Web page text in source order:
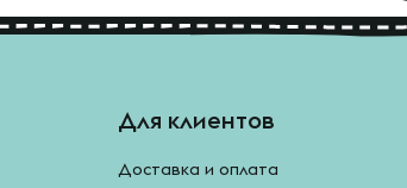
Для клиентов
Доставка и оплата